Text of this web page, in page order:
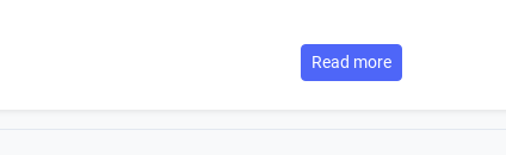
Read more